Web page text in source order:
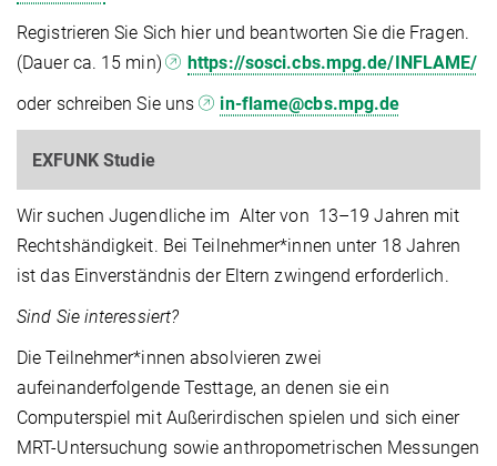
Registrieren Sie Sich hier und beantworten Sie die Fragen.
(Dauer ca. 15 min)
https://sosci.cbs.mpg.de/INFLAME/
oder schreiben Sie uns
in-flame@cbs.mpg.de
EXFUNK Studie
Wir suchen Jugendliche im Alter von 13–19 Jahren mit
Rechtshändigkeit. Bei Teilnehmer*innen unter 18 Jahren
ist das Einverständnis der Eltern zwingend erforderlich.
Sind Sie interessiert?
Die Teilnehmer*innen absolvieren zwei
aufeinanderfolgende Testtage, an denen sie ein
Computerspiel mit Außerirdischen spielen und sich einer
MRT-Untersuchung sowie anthropometrischen Messungen